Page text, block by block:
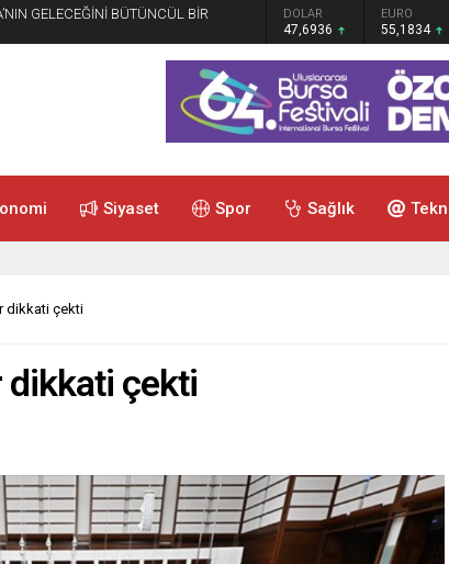
GELECEĞİNİ BÜTÜNCÜL BİRGRAM ALTIN DOLAR
47,6936
EURO
55,1834
Siyaset Spor Sağlık
dikkati çekti
dikkati çekti